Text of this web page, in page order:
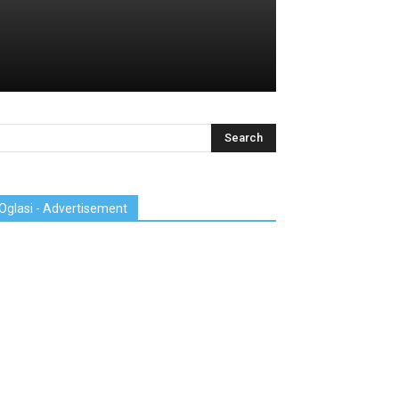
- Advertisement